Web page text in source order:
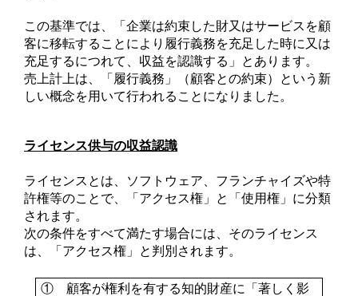
この基準では、「企業は約束した財又はサービスを顧
客に移転することにより履行義務を充足した時に又は
充足するにつれて、収益を認識する」とあります。
売上計上は、「履行義務」（顧客との約束）という新
しい概念を用いて行われることになりました。
ライセンス供与の収益認識
ライセンスとは、ソフトウェア、フランチャイズや特
許権等のことで、「アクセス権」と「使用権」に分類
されます。
次の条件をすべて満たす場合には、そのライセンス
は、「アクセス権」と判別されます。
① 顧客が権利を有する知的財産に「著しく影